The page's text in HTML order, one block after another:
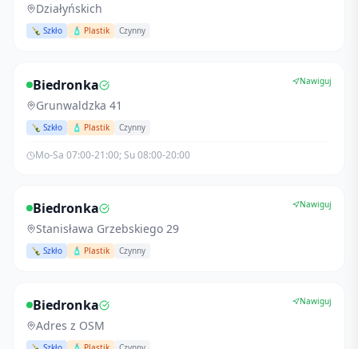
Działyńskich
🍾 Szkło 🧴 Plastik Czynny
Biedronka
Grunwaldzka 41
🍾 Szkło 🧴 Plastik Czynny
Nawiguj
Mo-Sa 07:00-21:00; Su 08:00-20:00
Biedronka
Stanisława Grzebskiego 29
🍾 Szkło 🧴 Plastik Czynny
Nawiguj
Biedronka
Adres z OSM
Nawiguj